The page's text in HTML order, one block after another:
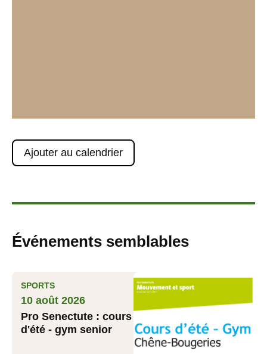
Ajouter au calendrier
Événements semblables
Pro Senectute : cours
d'été - gym senior
10 août 2026
SPORTS